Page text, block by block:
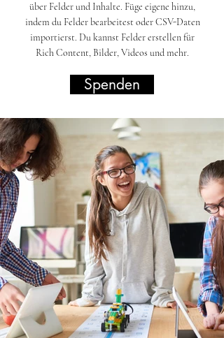
über Felder und Inhalte. Füge eigene hinzu,
indem du Felder bearbeitest oder CSV-Daten
importierst. Du kannst Felder erstellen für
Rich Content, Bilder, Videos und mehr.
Spenden